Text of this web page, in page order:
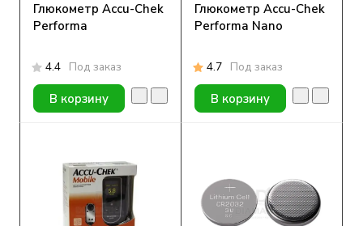
Глюкометр Accu-Chek
Performa
4.4 Под заказ
В корзину
Глюкометр Accu-Chek
Performa Nano
4.7 Под заказ
В корзину